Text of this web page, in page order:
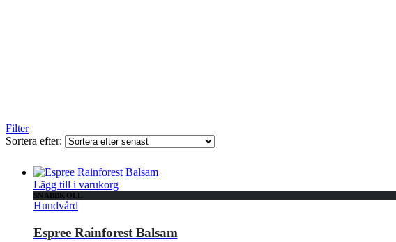
Filter
Sortera efter:
Lägg till i varukorg
SNABBKOLL
Hundvård
Espree Rainforest Balsam